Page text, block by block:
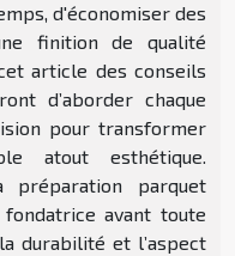
d'économiser des
finition de qualité
article des conseils
d’aborder chaque
pour transformer
atout esthétique.
préparation parquet
avant toute
durabilité et l’aspect